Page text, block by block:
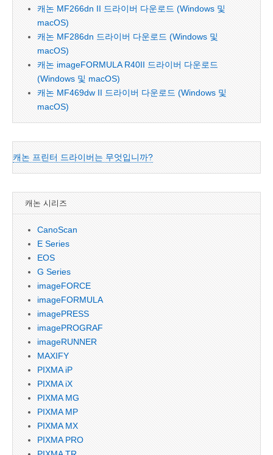
캐논 MF266dn II 드라이버 다운로드 (Windows 및
macOS)
캐논 MF286dn 드라이버 다운로드 (Windows 및
macOS)
캐논 imageFORMULA R40II 드라이버 다운로드
(Windows 및 macOS)
캐논 MF469dw II 드라이버 다운로드 (Windows 및
macOS)
캐논 프린터 드라이버는 무엇입니까?
캐논 시리즈
CanoScan
E Series
EOS
G Series
imageFORCE
imageFORMULA
imagePRESS
imagePROGRAF
imageRUNNER
MAXIFY
PIXMA iP
PIXMA iX
PIXMA MG
PIXMA MP
PIXMA MX
PIXMA PRO